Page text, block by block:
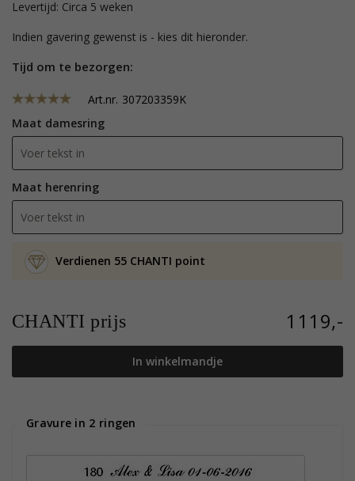
Levertijd: Circa 5 weken
Indien gavering gewenst is - kies dit hieronder.
Tijd om te bezorgen:
Art.nr. 307203359K
Maat damesring
Maat herenring
Verdienen 55 CHANTI point
CHANTI prijs 1119,-
In winkelmandje
Gravure in 2 ringen